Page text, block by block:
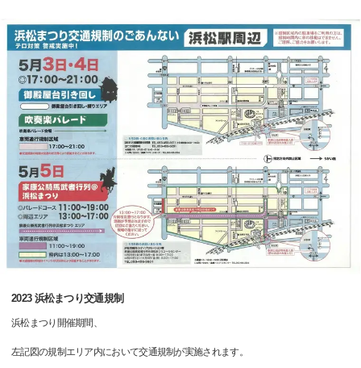
2023 浜松まつり交通規制
浜松まつり開催期間、
左記図の規制エリア内において交通規制が実施されます。